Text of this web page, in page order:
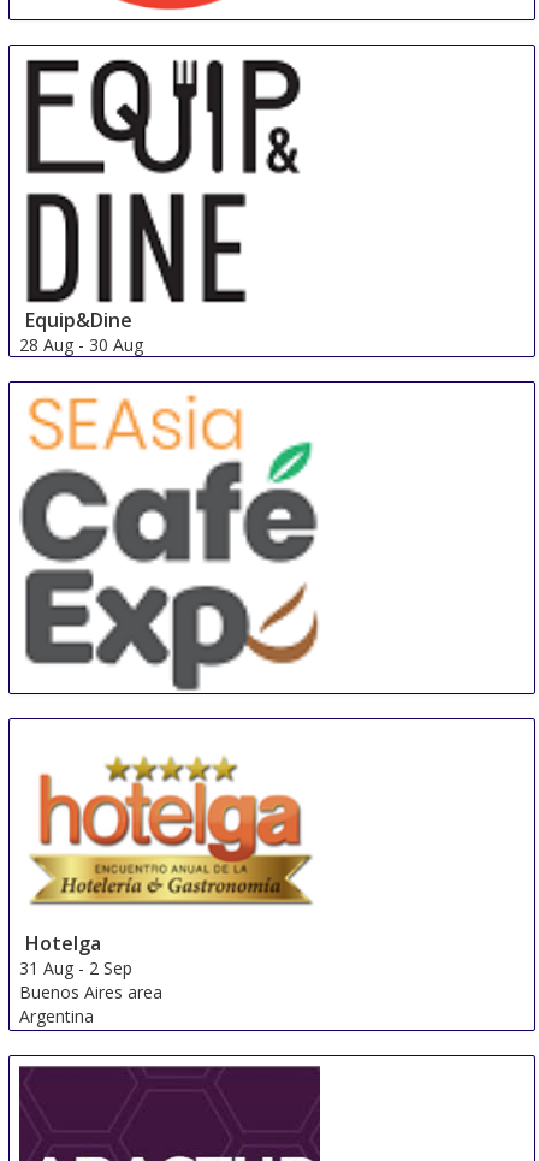
25 Aug-
27 Aug
Los Angeles area
United States
Equip&Dine
28 Aug - 30 Aug
Singapore
Singapore
Hotelga
31 Aug - 2 Sep
Buenos Aires area
Argentina